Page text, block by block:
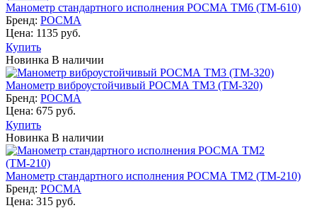
Манометр стан­дар­тно­го ис­пол­не­ния РОСМА ТМ6 (ТМ-610)
Бренд: РОСМА
Цена: 1135 руб.
Купить
Новинка В наличии
Манометр виб­ро­ус­той­чи­вый РОСМА ТМ3 (ТМ-320)
Бренд: РОСМА
Цена: 675 руб.
Купить
Новинка В наличии
Манометр стан­дар­тно­го ис­пол­не­ния РОСМА ТМ2 (ТМ-210)
Бренд: РОСМА
Цена: 315 руб.